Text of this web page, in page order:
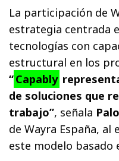
La participación de
estrategia centrada
tecnologías con
estructural en los
“Capably
de soluciones que
trabajo”, señala
de Wayra España,
este modelo basado